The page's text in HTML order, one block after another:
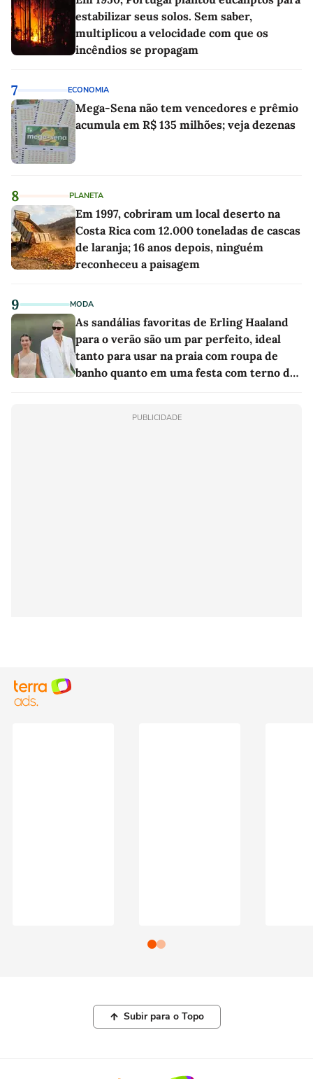
estabilizar seus solos. Sem saber,
multiplicou a velocidade com que os
incêndios se propagam
7 ECONOMIA
Mega-Sena não tem vencedores e prêmio
acumula em R$ 135 milhões; veja dezenas
8 PLANETA
Em 1997, cobriram um local deserto na
Costa Rica com 12.000 toneladas de cascas
de laranja; 16 anos depois, ninguém
reconheceu a paisagem
9 MODA
As sandálias favoritas de Erling Haaland
para o verão são um par perfeito, ideal
tanto para usar na praia com roupa de
banho quanto em uma festa com terno de
PUBLICIDADE
Subir para o Topo